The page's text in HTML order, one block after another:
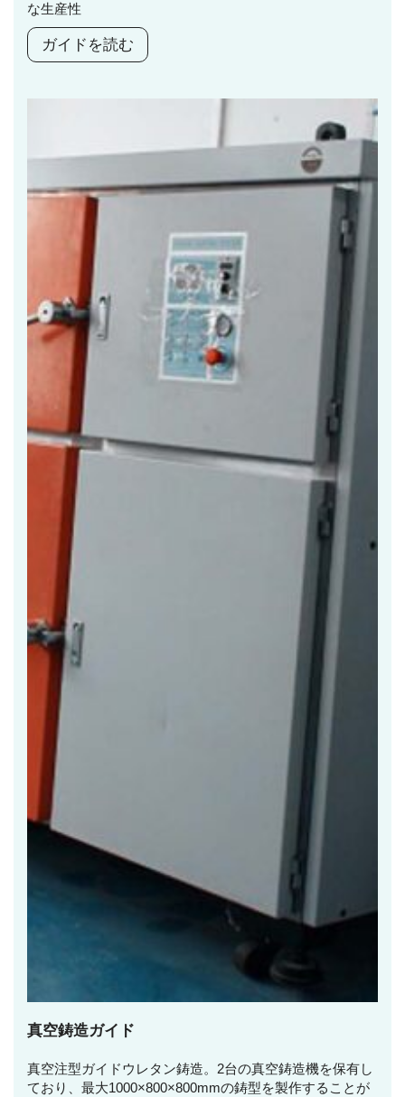
な生産性
ガイドを読む
真空鋳造ガイド
真空注型ガイドウレタン鋳造。2台の真空鋳造機を保有し
ており、最大1000×800×800mmの鋳型を製作することが